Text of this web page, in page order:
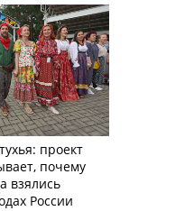
проект
почему
взялись
России